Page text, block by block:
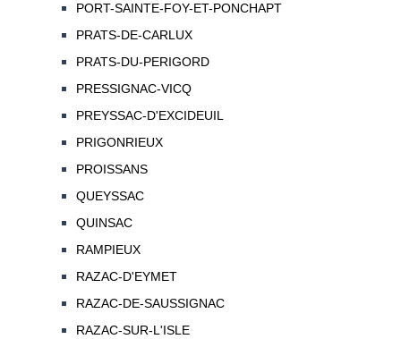
PORT-SAINTE-FOY-ET-PONCHAPT
PRATS-DE-CARLUX
PRATS-DU-PERIGORD
PRESSIGNAC-VICQ
PREYSSAC-D'EXCIDEUIL
PRIGONRIEUX
PROISSANS
QUEYSSAC
QUINSAC
RAMPIEUX
RAZAC-D'EYMET
RAZAC-DE-SAUSSIGNAC
RAZAC-SUR-L'ISLE